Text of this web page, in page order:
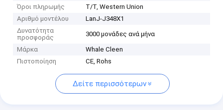
Όροι πληρωμής
T/T, Western Union
Αριθμό μοντέλου
LanJ-J348X1
Δυνατότητα
προσφοράς
3000 μονάδες ανά μήνα
Μάρκα
Whale Cleen
Πιστοποίηση
CE, Rohs
Δείτε περισσότερων